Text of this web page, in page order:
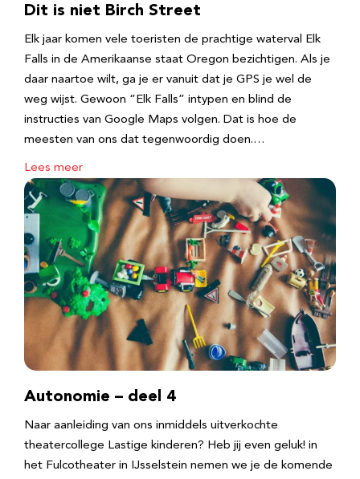
Dit is niet Birch Street
Elk jaar komen vele toeristen de prachtige waterval Elk
Falls in de Amerikaanse staat Oregon bezichtigen. Als je
daar naartoe wilt, ga je er vanuit dat je GPS je wel de
weg wijst. Gewoon “Elk Falls” intypen en blind de
instructies van Google Maps volgen. Dat is hoe de
meesten van ons dat tegenwoordig doen.…
Lees meer
Autonomie – deel 4
Naar aanleiding van ons inmiddels uitverkochte
theatercollege Lastige kinderen? Heb jij even geluk! in
het Fulcotheater in IJsselstein nemen we je de komende